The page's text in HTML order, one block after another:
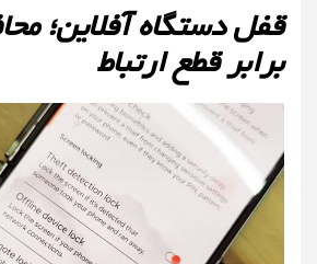
قفل دستگاه آفلاین؛
برابر قطع ارتباط